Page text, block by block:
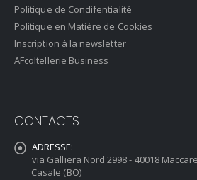
Politique de Condifentialité
Politique en Matière de Cookies
Inscription à la newsletter
AFcoltellerie Business
CONTACTS
ADRESSE:
via Galliera Nord 2998 - 40018
Casale (BO)